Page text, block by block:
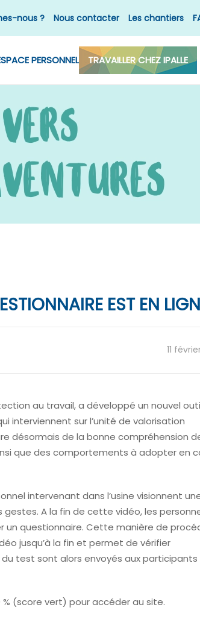
nous ? Nous contacter Les chantiers
PERSONNEL TRAVAILLER CHEZ IPALLE
EST EN
11
au travail, a développé un nouvel
interviennent sur l’unité de valorisation
désormais de la bonne compréhension
que des comportements à adopter en
intervenant dans l’usine visionnent
A la fin de cette vidéo, les
un questionnaire. Cette manière de
jusqu’à la fin et permet de vérifier
test sont alors envoyés aux participants
(score vert) pour accéder au site.